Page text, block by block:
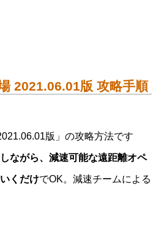
2021.06.01版 攻略手順
版」の攻略方法です
ながら、減速可能な遠距離オペ
くだけでOK。減速チームによる